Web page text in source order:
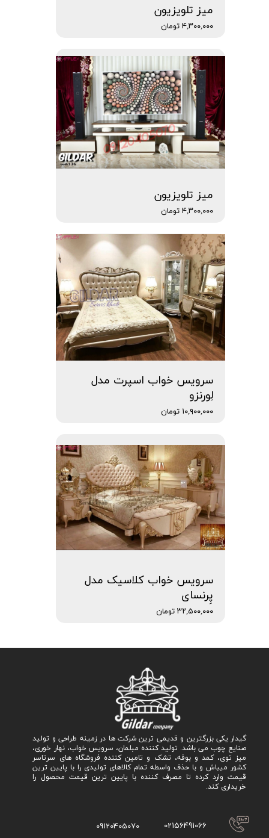
میز تلویزیون
۴,۳۰۰,۰۰۰ تومان
میز تلویزیون
۴,۳۰۰,۰۰۰ تومان
سرویس خواب اسپرت مدل
لِورنزو
۱۰,۹۰۰,۰۰۰ تومان
سرویس خواب کلاسیک مدل
پِرنسای
۳۲,۵۰۰,۰۰۰ تومان
گیدار یکی بزرگترین و قدیمی ترین شرکت ها در زمینه طراحی و تولید
صنایع چوب می باشد. تولید کننده مبلمان، سرویس خواب، نهار خوری،
میز توی، کمد و بوفه، تشک و تامین کننده فروشگاه های سرتاسر
کشور میباش و با حذف واسطه تمام کالاهای تولیدی را با پایین ترین
قیمت وارد کرده تا مصرف کننده با پایین ترین قیمت محصول را
خریداری کند.
02156491066
09120405070